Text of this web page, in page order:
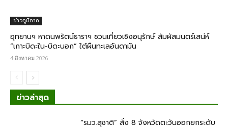
ข่าวภูมิภาค
อุทยานฯ หาดนพรัตน์ธาราฯ ชวนเที่ยวเชิงอนุรักษ์ สัมผัสมนตร์เสน่ห์
“เกาะบิดะใน-บิดะนอก” ใต้ผืนทะเลอันดามัน
4 สิงหาคม 2026
ข่าวล่าสุด
“รมว.สุชาติ” สั่ง 8 จังหวัดตะวันออกยกระดับ